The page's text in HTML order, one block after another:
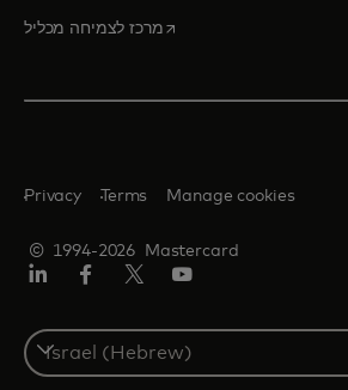
מרכז לצמיחה מכלילopens in a new tab
© 1994-2026 Mastercard
Privacy Terms Manage cookies
Select
a
country